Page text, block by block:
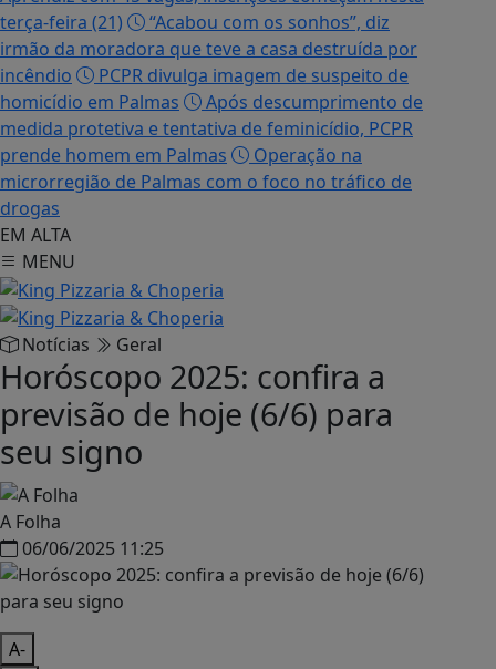
terça-feira (21)
“Acabou com os sonhos”, diz
irmão da moradora que teve a casa destruída por
incêndio
PCPR divulga imagem de suspeito de
homicídio em Palmas
Após descumprimento de
medida protetiva e tentativa de feminicídio, PCPR
prende homem em Palmas
Operação na
microrregião de Palmas com o foco no tráfico de
drogas
EM ALTA
MENU
Notícias Geral
Horóscopo 2025: confira a
previsão de hoje (6/6) para
seu signo
A Folha
06/06/2025 11:25
A-